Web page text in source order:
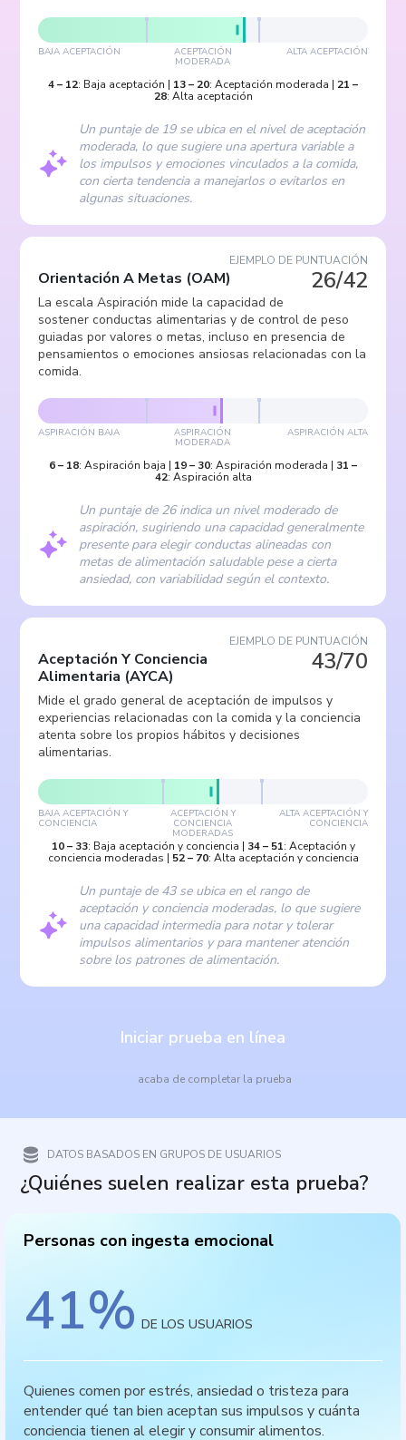
BAJA ACEPTACIÓN ACEPTACIÓN
MODERADA
ALTA ACEPTACIÓN
4– 12: Baja aceptación | 13– 20: Aceptación moderada | 21 –
28: Alta aceptación
Un puntaje de 19 se ubica en el nivel de aceptación
moderada, lo que sugiere una apertura variable a
los impulsos y emociones vinculados a la comida,
con cierta tendencia a manejarlos o evitarlos en
algunas situaciones.
EJEMPLO DE PUNTUACIÓN
26/42
Orientación A Metas (OAM)
La escala Aspiración mide la capacidad de
sostener conductas alimentarias y de control de peso
guiadas por valores o metas, incluso en presencia de
pensamientos o emociones ansiosas relacionadas con la
comida.
ASPIRACIÓN BAJA ASPIRACIÓN
MODERADA
ASPIRACIÓN ALTA
6– 18: Aspiración baja | 19– 30: Aspiración moderada | 31 –
42: Aspiración alta
Un puntaje de 26 indica un nivel moderado de
aspiración, sugiriendo una capacidad generalmente
presente para elegir conductas alineadas con
metas de alimentación saludable pese a cierta
ansiedad, con variabilidad según el contexto.
EJEMPLO DE PUNTUACIÓN
43/70
Aceptación Y Conciencia
Alimentaria (AYCA)
Mide el grado general de aceptación de impulsos y
experiencias relacionadas con la comida y la conciencia
atenta sobre los propios hábitos y decisiones
alimentarias.
BAJA ACEPTACIÓN Y
CONCIENCIA
ACEPTACIÓN Y
CONCIENCIA
MODERADAS
ALTA ACEPTACIÓN Y
CONCIENCIA
10– 33: Baja aceptación y conciencia | 34– 51: Aceptación y
conciencia moderadas | 52– 70: Alta aceptación y conciencia
Un puntaje de 43 se ubica en el rango de
aceptación y conciencia moderadas, lo que sugiere
una capacidad intermedia para notar y tolerar
impulsos alimentarios y para mantener atención
sobre los patrones de alimentación.
Iniciar prueba en línea
acaba de completar la prueba
DATOS BASADOS EN GRUPOS DE USUARIOS
¿Quiénes suelen realizar esta prueba?
Personas con ingesta emocional
41% DE LOS USUARIOS
Quienes comen por estrés, ansiedad o tristeza para
entender qué tan bien aceptan sus impulsos y cuánta
conciencia tienen al elegir y consumir alimentos.